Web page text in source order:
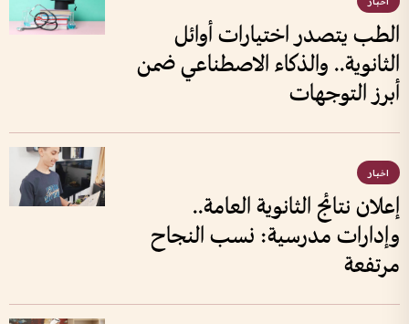
الطب يتصدر اختيارات أوائل
الثانوية.. والذكاء الاصطناعي ضمن
أبرز التوجهات
اخبار
إعلان نتائج الثانوية العامة..
وإدارات مدرسية: نسب النجاح
مرتفعة